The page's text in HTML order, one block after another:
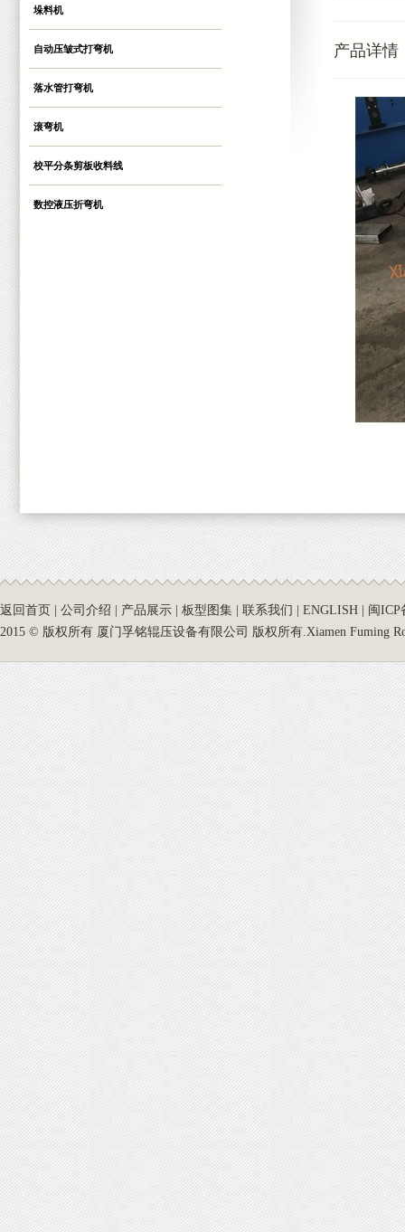
垛料机
自动压皱式打弯机
落水管打弯机
滚弯机
校平分条剪板收料线
数控液压折弯机
产品详情
返回首页 公司介绍 产品展示 板型图集 联系我们 ENGLISH
闽ICP
2015 © 版权所有 厦门孚铭辊压设备有限公司 版权所有.Xiamen Fuming